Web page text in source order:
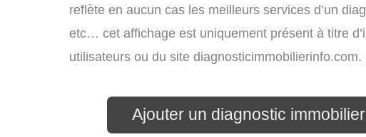
reflète en aucun cas les meilleurs services d’un
etc… cet affichage est uniquement présent à titre
utilisateurs ou du site
Ajouter un diagnostic